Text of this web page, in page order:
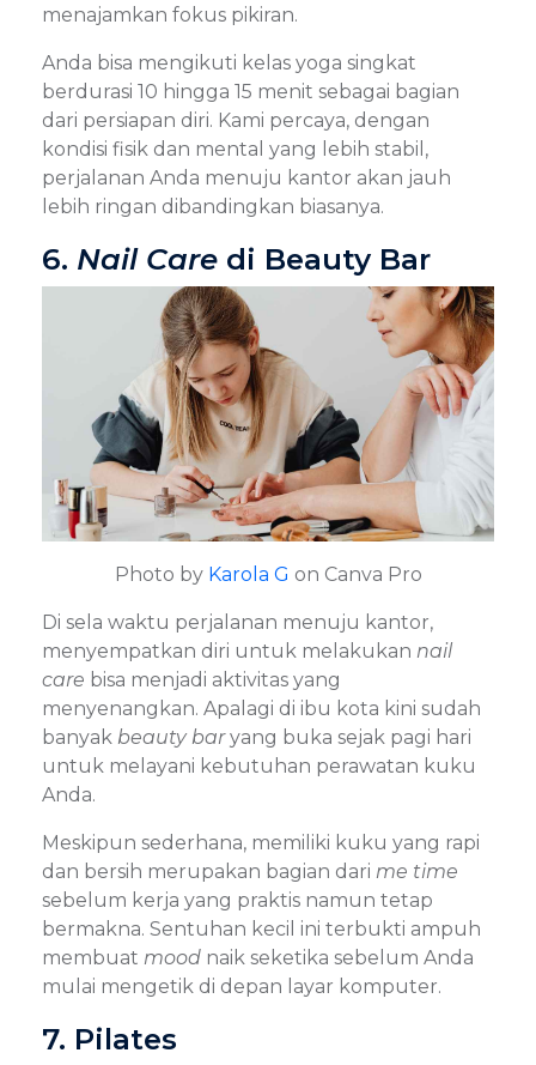
menajamkan fokus pikiran.
Anda bisa mengikuti kelas yoga singkat
berdurasi 10 hingga 15 menit sebagai bagian
dari persiapan diri. Kami percaya, dengan
kondisi fisik dan mental yang lebih stabil,
perjalanan Anda menuju kantor akan jauh
lebih ringan dibandingkan biasanya.
6. Nail Care di Beauty Bar
Photo by Karola G on Canva Pro
Di sela waktu perjalanan menuju kantor,
menyempatkan diri untuk melakukan nail
care bisa menjadi aktivitas yang
menyenangkan. Apalagi di ibu kota kini sudah
banyak beauty baryang buka sejak pagi hari
untuk melayani kebutuhan perawatan kuku
Anda.
Meskipun sederhana, memiliki kuku yang rapi
dan bersih merupakan bagian dari me time
sebelum kerja yang praktis namun tetap
bermakna. Sentuhan kecil ini terbukti ampuh
membuat mood naik seketika sebelum Anda
mulai mengetik di depan layar komputer.
7. Pilates